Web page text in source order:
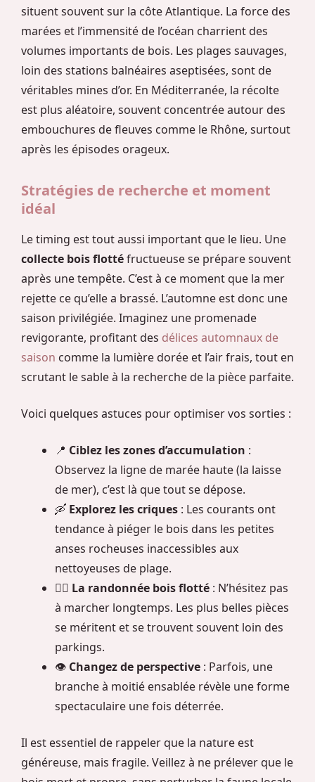
situent souvent sur la côte Atlantique. La force des
marées et l’immensité de l’océan charrient des
volumes importants de bois. Les plages sauvages,
loin des stations balnéaires aseptisées, sont de
véritables mines d’or. En Méditerranée, la récolte
est plus aléatoire, souvent concentrée autour des
embouchures de fleuves comme le Rhône, surtout
après les épisodes orageux.
Stratégies de recherche et moment
idéal
Le timing est tout aussi important que le lieu. Une
collecte bois flottéfructueuse se prépare souvent
après une tempête. C’est à ce moment que la mer
rejette ce qu’elle a brassé. L’automne est donc une
saison privilégiée. Imaginez une promenade
revigorante, profitant des délices automnaux de
saison comme la lumière dorée et l’air frais, tout en
scrutant le sable à la recherche de la pièce parfaite.
Voici quelques astuces pour optimiser vos sorties :
📍 Ciblez les zones d’accumulation :
Observez la ligne de marée haute (la laisse
de mer), c’est là que tout se dépose.
🛶 Explorez les criques : Les courants ont
tendance à piéger le bois dans les petites
anses rocheuses inaccessibles aux
nettoyeuses de plage.
🚶‍♀️ La randonnée bois flotté : N’hésitez pas
à marcher longtemps. Les plus belles pièces
se méritent et se trouvent souvent loin des
parkings.
👁️ Changez de perspective : Parfois, une
branche à moitié ensablée révèle une forme
spectaculaire une fois déterrée.
Il est essentiel de rappeler que la nature est
généreuse, mais fragile. Veillez à ne prélever que le